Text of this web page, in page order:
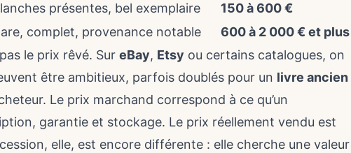
présentes, bel exemplaire
150 à 600 €
complet, provenance notable
600 à 2 000 € et plus
le prix rêvé. Sur eBay, Etsy ou certains catalogues, on
être ambitieux, parfois doublés pour un livre ancien
Le prix marchand correspond à ce qu’un
garantie et stockage. Le prix réellement vendu est
elle, est encore différente : elle cherche une valeur